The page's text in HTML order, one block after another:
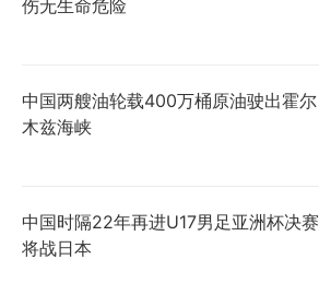
伤无生命危险
中国两艘油轮载400万桶原油驶出霍尔
木兹海峡
中国时隔22年再进U17男足亚洲杯决赛
将战日本